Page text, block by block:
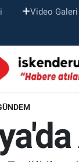
Video Galeri